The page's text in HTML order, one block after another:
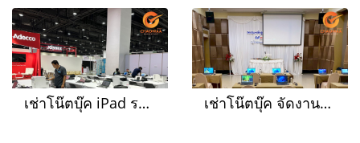
เช่าโน๊ตบุ๊ค iPad รวม 82 เครื่อง ที่งาน Job Expo 2026 เช่าโน๊ตบุ๊ค จัดงานประชุมสัมมนา จัดส่งถึงสุราษฎร์ธานี